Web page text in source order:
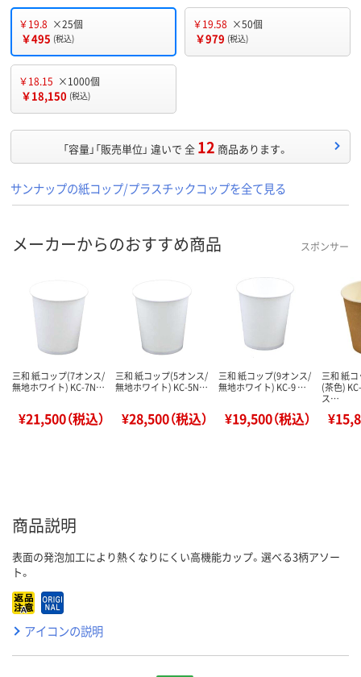
￥19.8 ×25個
￥495 (税込)
￥19.58 ×50個
￥979 (税込)
￥18.15 ×1000個
￥18,150 (税込)
「容量」「販売単位」 違いで 全 12 商品あります。
サンナップの紙コップ/プラスチックコップを全て見る
メーカーからのおすすめ商品 スポンサー
三和 紙コップ(7オンス/
無地ホワイト) KC-7N…
¥21,500（税込）
三和 紙コップ(5オンス/
無地ホワイト) KC-5N…
¥28,500（税込）
三和 紙コップ(9オンス/
無地ホワイト) KC-9 …
¥19,500（税込）
三和 紙
(茶色)
ス…
商品説明
表面の発泡加工により熱くなりにくい高機能カップ。選べる3柄アソー
ト。
アイコンの説明